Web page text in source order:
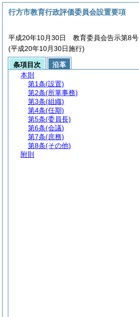
行方市教育行政評価委員会設置要項
平成20年10月30日 教育委員会告示第8号
(平成20年10月30日施行)
条項目次
沿革
本則
第1条(設置)
第2条(所掌事務)
第3条(組織)
第4条(任期)
第5条(委員長)
第6条(会議)
第7条(庶務)
第8条(その他)
附則